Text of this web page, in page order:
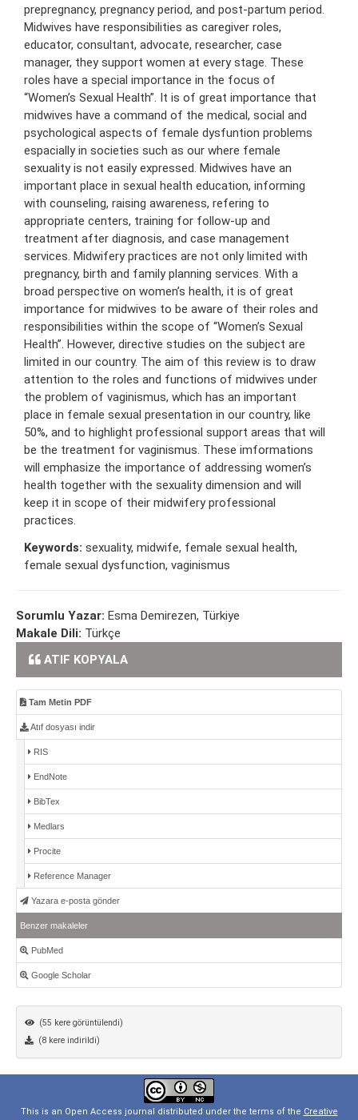
prepregnancy, pregnancy period, and post-partum period.
Midwives have responsibilities as caregiver roles,
educator, consultant, advocate, researcher, case
manager, they support women at every stage. These
roles have a special importance in the focus of
“Women’s Sexual Health”. It is of great importance that
midwives have a command of the medical, social and
psychological aspects of female dysfuntion problems
espacially in societies such as our where female
sexuality is not easily expressed. Midwives have an
important place in sexual health education, informing
with counseling, raising awareness, refering to
appropriate centers, training for follow-up and
treatment after diagnosis, and case management
services. Midwifery practices are not only limited with
pregnancy, birth and family planning services. With a
broad perspective on women’s health, it is of great
importance for midwives to be aware of their roles and
responsibilities within the scope of “Women’s Sexual
Health”. However, directive studies on the subject are
limited in our country. The aim of this review is to draw
attention to the roles and functions of midwives under
the problem of vaginismus, which has an important
place in female sexual presentation in our country, like
50%, and to highlight professional support areas that will
be the treatment for vaginismus. These imformations
will emphasize the importance of addressing women’s
health together with the sexuality dimension and will
keep it in scope of their midwifery professional
practices.
Keywords: sexuality, midwife, female sexual health,
female sexual dysfunction, vaginismus
Sorumlu Yazar: Esma Demirezen, Türkiye
Makale Dili: Türkçe
ATIF KOPYALA
Tam Metin PDF
Atıf dosyası indir
RIS
EndNote
BibTex
Medlars
Procite
Reference Manager
Yazara e-posta gönder
Benzer makaleler
PubMed
Google Scholar
(55 kere görüntülendi)
(8 kere indirildi)
This is an Open Access journal distributed under the terms of the Creative